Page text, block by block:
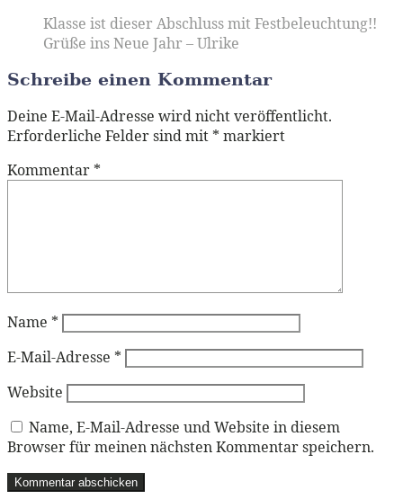
Klasse ist dieser Abschluss mit Festbeleuchtung!!
Grüße ins Neue Jahr – Ulrike
Schreibe einen Kommentar
Deine E-Mail-Adresse wird nicht veröffentlicht.
Erforderliche Felder sind mit * markiert
Kommentar *
Name *
E-Mail-Adresse *
Website
Name, E-Mail-Adresse und Website in diesem
Browser für meinen nächsten Kommentar speichern.